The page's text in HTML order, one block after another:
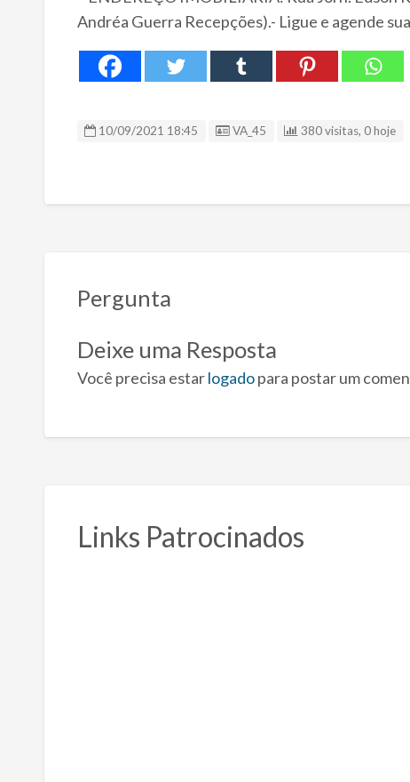
Andréa Guerra Recepções).- Ligue e agende
10/09/2021 18:45 ID Anúncio
VA_45 380 visitas, 0 hoje
Pergunta
Deixe uma Resposta
Você precisa estarlogadopara postar um
Links Patrocinados